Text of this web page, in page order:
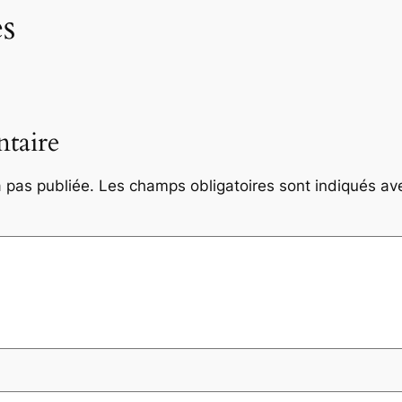
pas publiée. Les champs obligatoires sont indiqués